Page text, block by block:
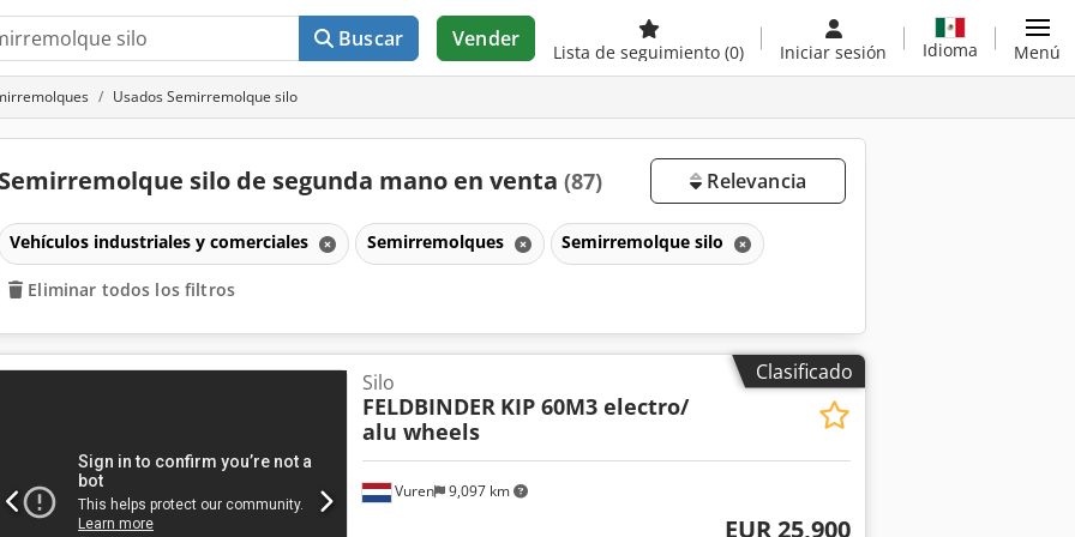
Buscar Vender
Lista de seguimiento (0) Iniciar sesión Idioma Menú
Usados Semirremolque silo
Semirremolque silo de segunda mano en venta (87) Relevancia
Vehículos industriales y comerciales Semirremolques Semirremolque silo
Eliminar todos los filtros
Clasificado
Vuren 9,097 km
Silo
FELDBINDER KIP 60M3 electro/
alu wheels
EUR 25,900